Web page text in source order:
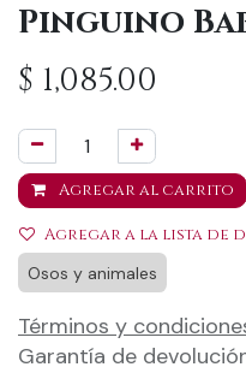
Pinguino
$ 1,085.00
Agregar al carrito
Agregar a la lista de
Osos y animales
Términos y
Garantía de